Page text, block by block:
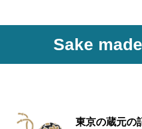
ン
Sake
東京の蔵元の